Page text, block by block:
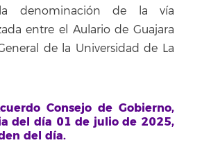
la denominación de la vía
entre el Aulario de Guajara
de la Universidad de La
Consejo de Gobierno,
del día 01 de julio de 2025,
del día.